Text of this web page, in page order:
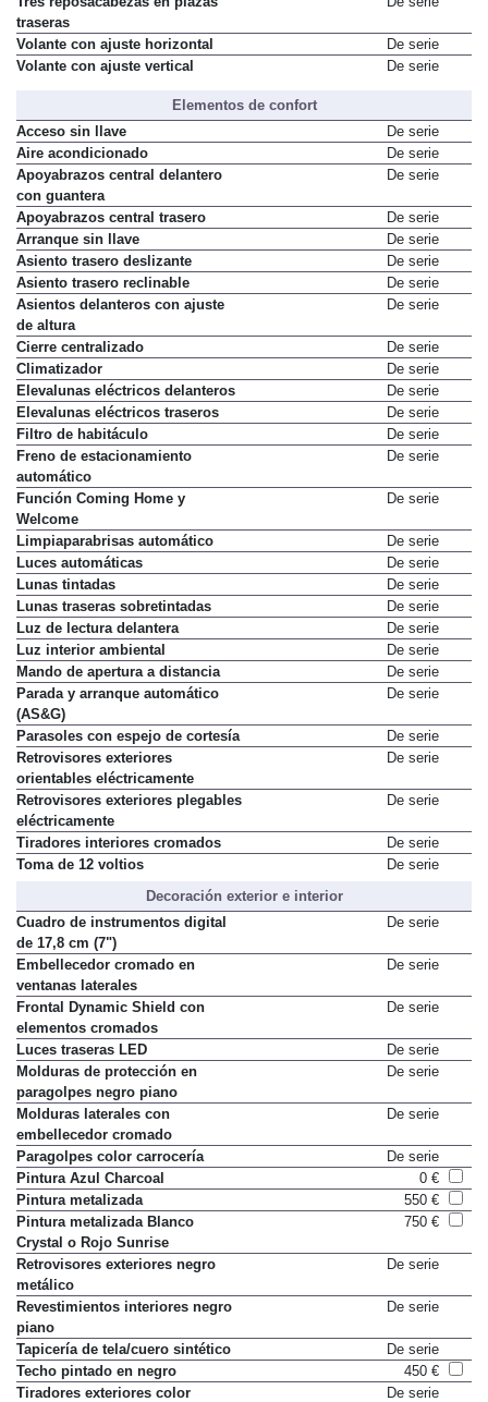
traseras
Volante con ajuste horizontal
De serie
Volante con ajuste vertical
De serie
Elementos de confort
Acceso sin llave
De serie
Aire acondicionado
De serie
Apoyabrazos central delantero
con guantera
De serie
Apoyabrazos central trasero
De serie
Arranque sin llave
De serie
Asiento trasero deslizante
De serie
Asiento trasero reclinable
De serie
Asientos delanteros con ajuste
de altura
De serie
Cierre centralizado
De serie
Climatizador
De serie
Elevalunas eléctricos delanteros
De serie
Elevalunas eléctricos traseros
De serie
Filtro de habitáculo
De serie
Freno de estacionamiento
automático
De serie
Función Coming Home y
Welcome
De serie
Limpiaparabrisas automático
De serie
Luces automáticas
De serie
Lunas tintadas
De serie
Lunas traseras sobretintadas
De serie
Luz de lectura delantera
De serie
Luz interior ambiental
De serie
Mando de apertura a distancia
De serie
Parada y arranque automático
(AS&G)
De serie
Parasoles con espejo de cortesía
De serie
Retrovisores exteriores
orientables eléctricamente
De serie
Retrovisores exteriores plegables
eléctricamente
De serie
Tiradores interiores cromados
De serie
Toma de 12 voltios
De serie
Decoración exterior e interior
Cuadro de instrumentos digital
de 17,8 cm (7")
De serie
Embellecedor cromado en
ventanas laterales
De serie
Frontal Dynamic Shield con
elementos cromados
De serie
Luces traseras LED
De serie
Molduras de protección en
paragolpes negro piano
De serie
Molduras laterales con
embellecedor cromado
De serie
Paragolpes color carrocería
De serie
Pintura Azul Charcoal
0 €
Pintura metalizada
550 €
Pintura metalizada Blanco
Crystal o Rojo Sunrise
750 €
Retrovisores exteriores negro
metálico
De serie
Revestimientos interiores negro
piano
De serie
Tapicería de tela/cuero sintético
De serie
Techo pintado en negro
450 €
Tiradores exteriores color
De serie